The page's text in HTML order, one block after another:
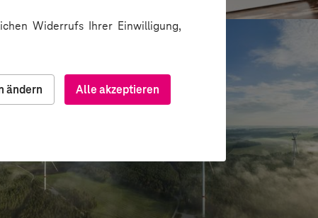
Widerrufs Ihrer Einwilligung,
Alle akzeptieren
ändern